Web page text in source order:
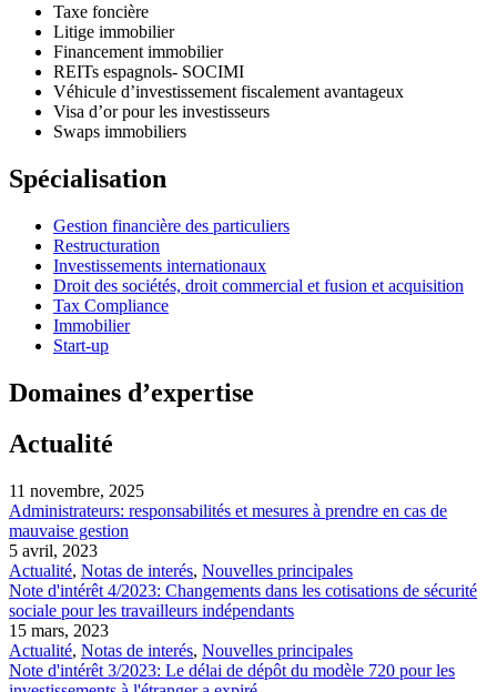
Taxe foncière
Litige immobilier
Financement immobilier
REITs espagnols- SOCIMI
Véhicule d’investissement fiscalement avantageux
Visa d’or pour les investisseurs
Swaps immobiliers
Spécialisation
Gestion financière des particuliers
Restructuration
Investissements internationaux
Droit des sociétés, droit commercial et fusion et acquisition
Tax Compliance
Immobilier
Start-up
Domaines d’expertise
Actualité
11 novembre, 2025
Administrateurs: responsabilités et mesures à prendre en cas de
mauvaise gestion
5 avril, 2023
Actualité, Notas de interés, Nouvelles principales
Note d'intérêt 4/2023: Changements dans les cotisations de sécurité
sociale pour les travailleurs indépendants
15 mars, 2023
Actualité, Notas de interés, Nouvelles principales
Note d'intérêt 3/2023: Le délai de dépôt du modèle 720 pour les